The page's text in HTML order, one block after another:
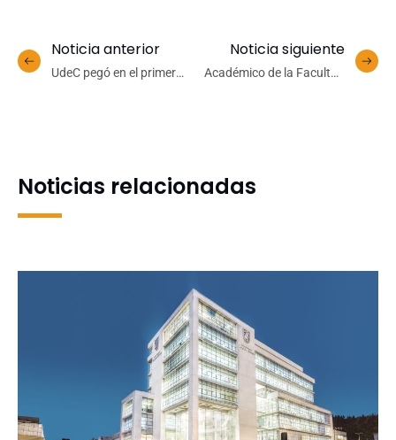
Noticia anterior
UdeC pegó en el primer
Noticia siguiente
Académico de la Facultad
Noticias relacionadas